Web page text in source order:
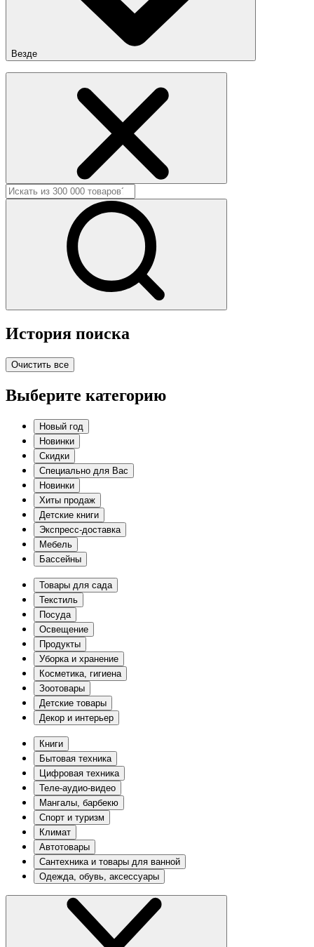
Везде
История поиска
Очистить все
Выберите категорию
Новый год
Новинки
Скидки
Специально для Вас
Новинки
Хиты продаж
Детские книги
Экспресс-доставка
Мебель
Бассейны
Товары для сада
Текстиль
Посуда
Освещение
Продукты
Уборка и хранение
Косметика, гигиена
Зоотовары
Детские товары
Декор и интерьер
Книги
Бытовая техника
Цифровая техника
Теле-аудио-видео
Мангалы, барбекю
Спорт и туризм
Климат
Автотовары
Сантехника и товары для ванной
Одежда, обувь, аксессуары